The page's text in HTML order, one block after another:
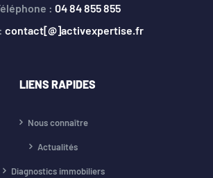
: 04 84 855 855
contact[@]activexpertise.fr
LIENS RAPIDES
Nous connaître
Actualités
Diagnostics immobiliers